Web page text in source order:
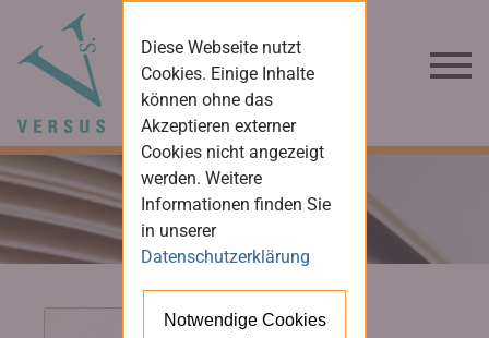
Diese Webseite nutzt
Cookies. Einige Inhalte
können ohne das
Akzeptieren externer
Cookies nicht angezeigt
werden. Weitere
Informationen finden Sie
in unserer
Datenschutzerklärung
Notwendige Cookies